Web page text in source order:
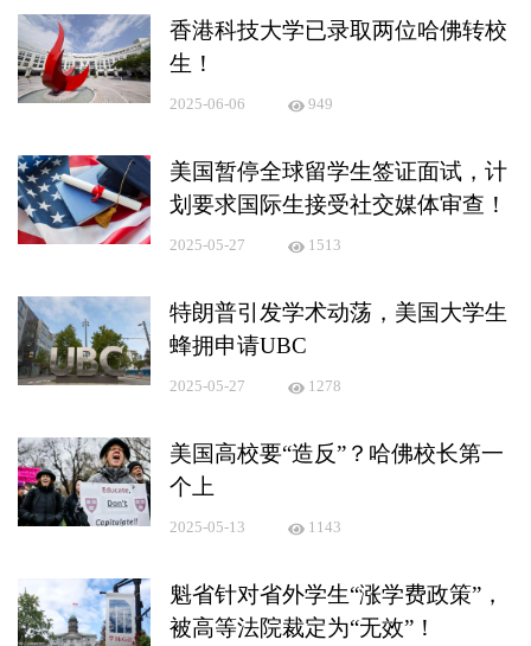
香港科技大学已录取两位哈佛转校
生！
2025-06-06 949
美国暂停全球留学生签证面试，计
划要求国际生接受社交媒体审查！
2025-05-27 1513
特朗普引发学术动荡，美国大学生
蜂拥申请UBC
2025-05-27 1278
美国高校要“造反”？哈佛校长第一
个上
2025-05-13 1143
魁省针对省外学生“涨学费政策”，
被高等法院裁定为“无效”！